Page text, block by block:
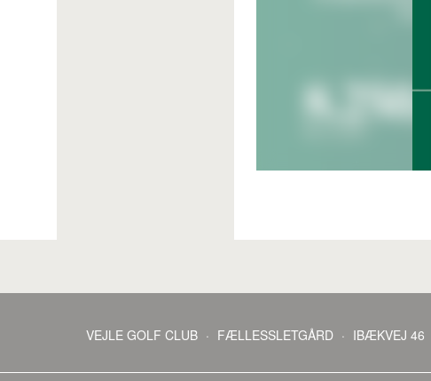
VEJLE GOLF CLUB · FÆLLESSLETGÅRD · IBÆKVEJ 46